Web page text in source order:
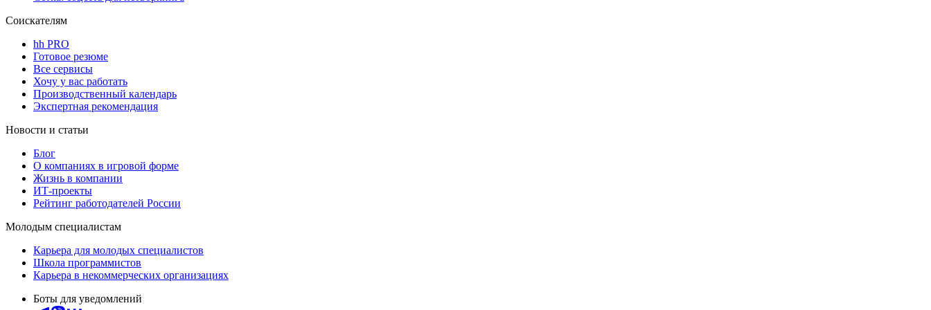
Соискателям
hh PRO
Готовое резюме
Все сервисы
Хочу у вас работать
Производственный календарь
Экспертная рекомендация
Новости и статьи
Блог
О компаниях в игровой форме
Жизнь в компании
ИТ-проекты
Рейтинг работодателей России
Молодым специалистам
Карьера для молодых специалистов
Школа программистов
Карьера в некоммерческих организациях
Боты для уведомлений